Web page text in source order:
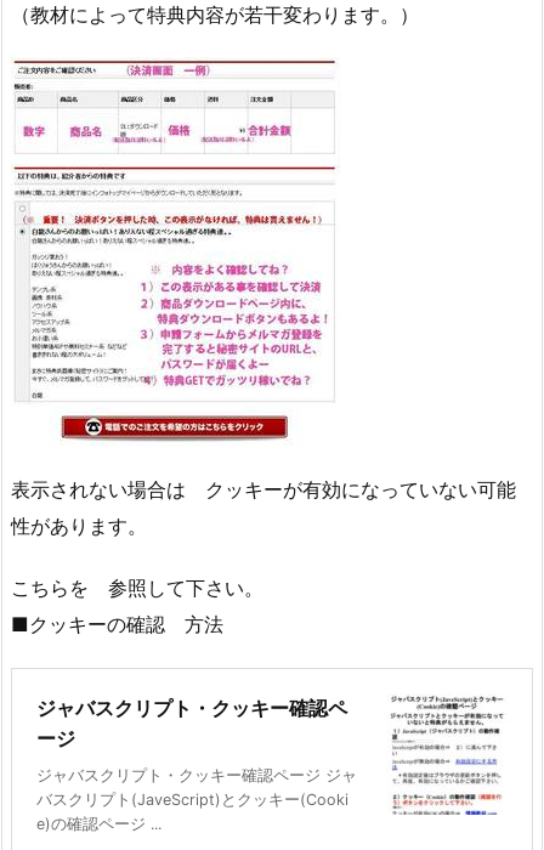
（教材によって特典内容が若干変わります。）
表示されない場合は クッキーが有効になっていない可能
性があります。
こちらを 参照して下さい。
■クッキーの確認 方法
ジャバスクリプト・クッキー確認ペ
ージ
ジャバスクリプト・クッキー確認ページ ジャ
バスクリプト(JaveScript)とクッキー(Cooki
e)の確認ページ ...